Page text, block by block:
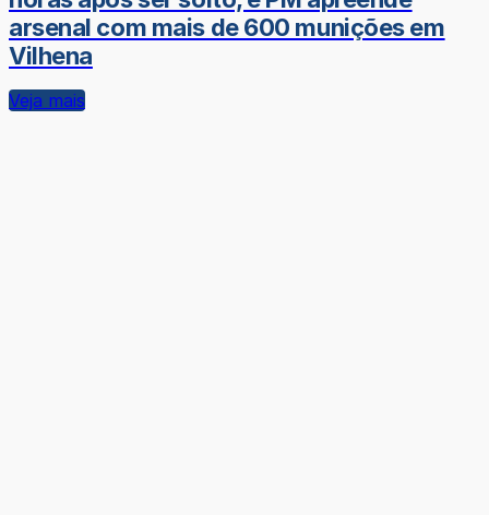
arsenal com mais de 600 munições em
Vilhena
Veja mais